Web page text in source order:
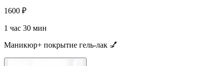
1600 ₽
1 час 30 мин
Маникюр+ покрытие гель-лак 💅